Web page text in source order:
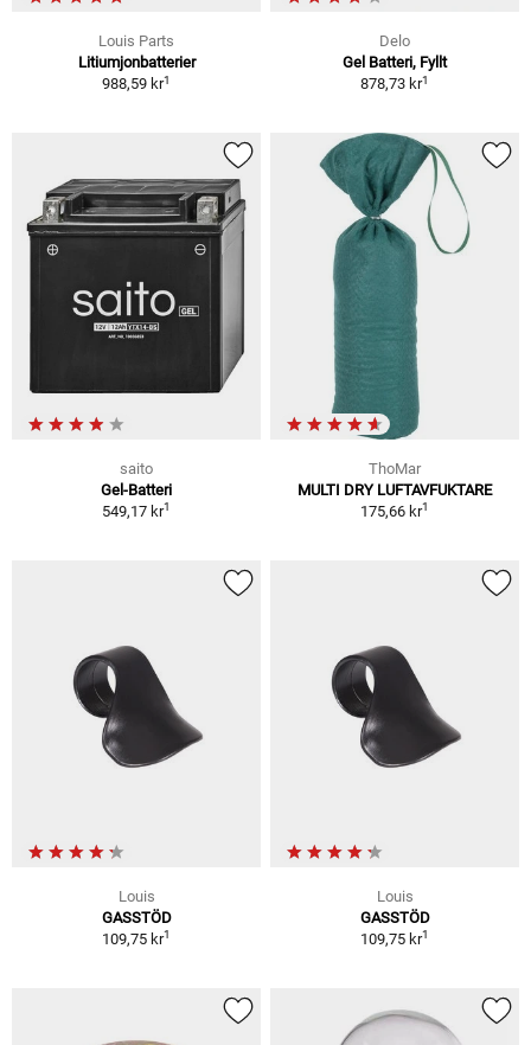
Louis Parts
Litiumjonbatterier
988,59 kr1
Delo
Gel Batteri, Fyllt
878,73 kr1
saito
Gel-Batteri
549,17 kr1
ThoMar
MULTI DRY LUFTAVFUKTARE
175,66 kr1
Louis
GASSTÖD
109,75 kr1
Louis
GASSTÖD
109,75 kr1